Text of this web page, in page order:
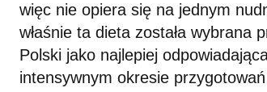
więc nie opiera się na jednym
właśnie ta dieta została wybrana
Polski jako najlepiej
intensywnym okresie